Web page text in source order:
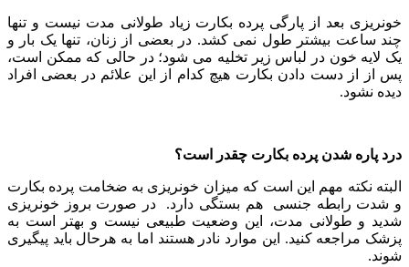
خونریزی بعد از پارگی پرده بکارت زیاد طولانی مدت نیست و تنها
چند ساعت بیشتر طول نمی کشد. در بعضی از زنان، تنها یک بار و
یک لایه خون در لباس زیر تخلیه می شود؛ در حالی که ممکن است،
پس از از دست دادن بکارت هیچ کدام از این علائم در بعضی افراد
دیده نشود.
درد پاره شدن پرده بکارت چقدر است؟
البته نکته مهم این است که میزان خونریزی به ضخامت پرده بکارت
و شدت رابطه جنسی هم بستگی دارد. در صورت بروز خونریزی
شدید و طولانی مدت، این وضعیت طبیعی نیست و بهتر است به
پزشک مراجعه کنید. این موارد نادر هستند اما به هرحال باید پیگیری
شوند.